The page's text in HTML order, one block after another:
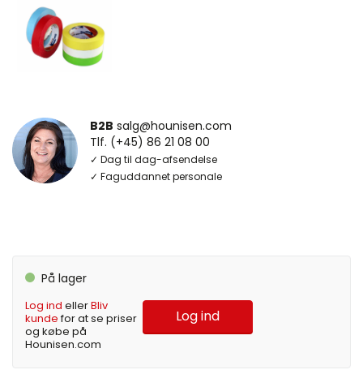
B2B salg@hounisen.com
Tlf. (+45) 86 21 08 00
✓ Dag til dag-afsendelse
✓ Faguddannet personale
På lager
Log ind ellerBliv
kundefor at se priser
og købe på
Hounisen.com
Log ind